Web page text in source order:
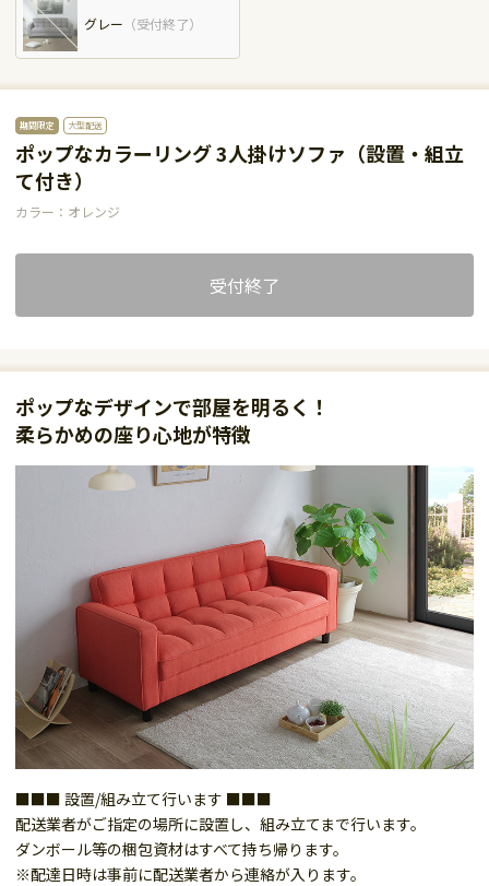
グレー （受付終了）
期間限定 大型配送
ポップなカラーリング 3人掛けソファ（設置・組立
て付き）
カラー：オレンジ
受付終了
ポップなデザインで部屋を明るく！
柔らかめの座り心地が特徴
■■■ 設置/組み立て行います ■■■
配送業者がご指定の場所に設置し、組み立てまで行います。
ダンボール等の梱包資材はすべて持ち帰ります。
※配達日時は事前に配送業者から連絡が入ります。